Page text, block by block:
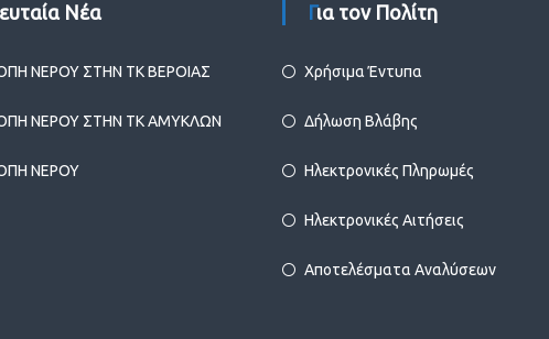
Νέα
ΝΕΡΟΥ ΣΤΗΝ ΤΚ ΒΕΡΟΙΑΣ
ΝΕΡΟΥ ΣΤΗΝ ΤΚ ΑΜΥΚΛΩΝ
ΝΕΡΟΥ
Για τον Πολίτη
Χρήσιμα Έντυπα
Δήλωση Βλάβης
Ηλεκτρονικές Πληρωμές
Ηλεκτρονικές Αιτήσεις
Αποτελέσματα Αναλύσεων